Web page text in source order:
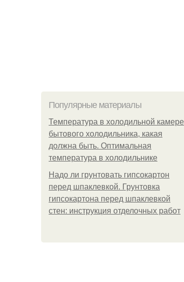
Популярные материалы
Температура в холодильной камере
бытового холодильника, какая
должна быть. Оптимальная
температура в холодильнике
Надо ли грунтовать гипсокартон
перед шпаклевкой. Грунтовка
гипсокартона перед шпаклевкой
стен: инструкция отделочных работ